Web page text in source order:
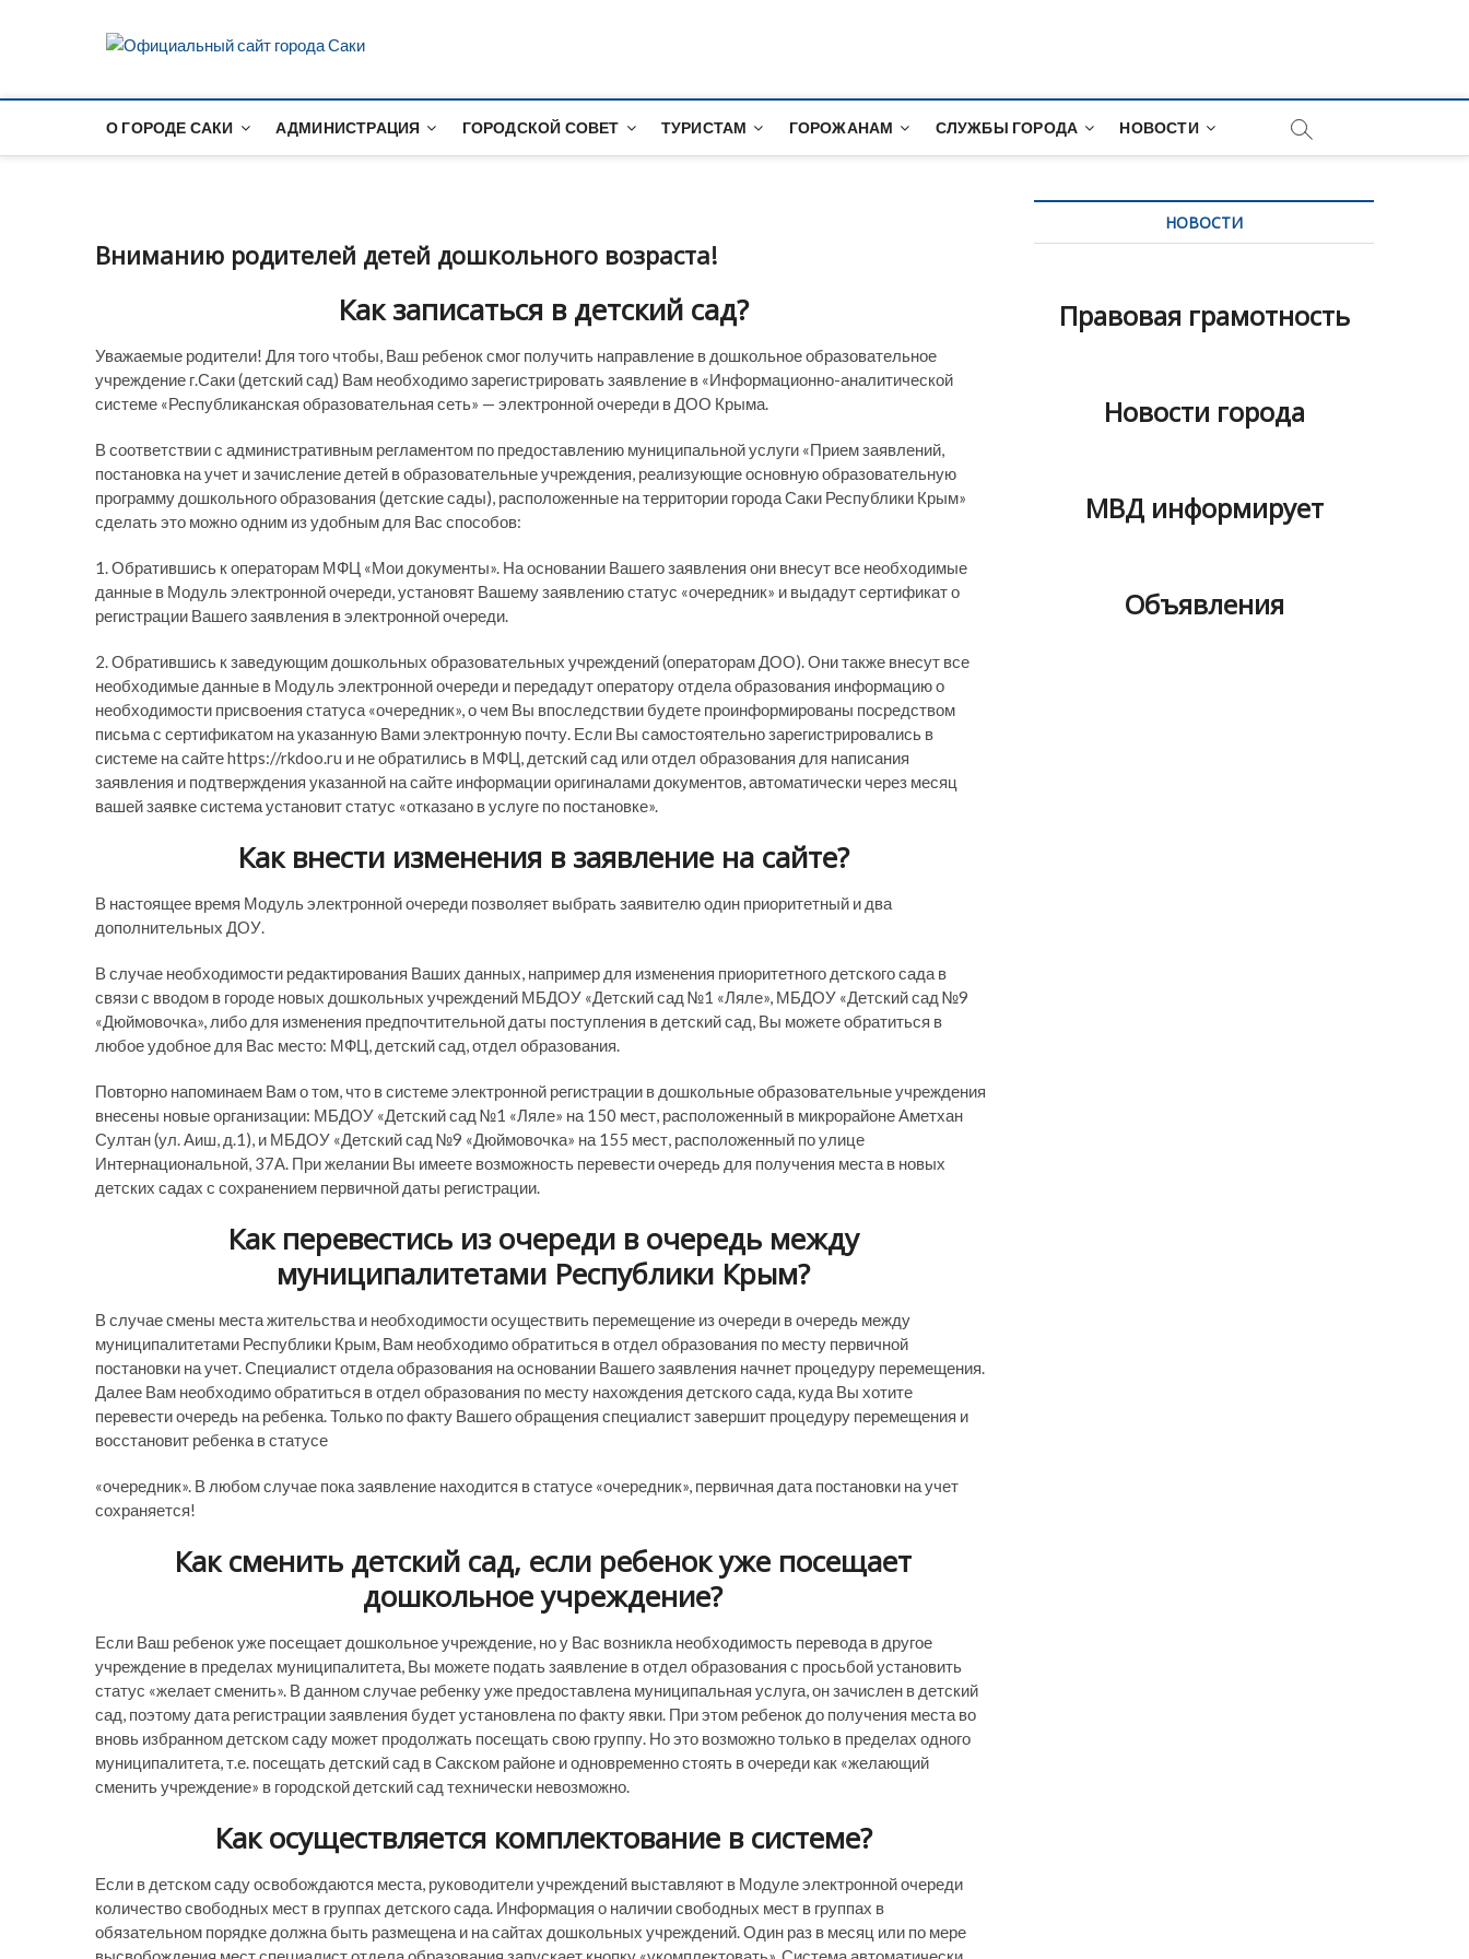
c
О ГОРОДЕ САКИ АДМИНИСТРАЦИЯ ГОРОДСКОЙ СОВЕТ ТУРИСТАМ ГОРОЖАНАМ СЛУЖБЫ ГОРОДА НОВОСТИ
Вниманию родителей детей дошкольного возраста!
Как записаться в детский сад?
Уважаемые родители! Для того чтобы, Ваш ребенок смог получить направление в дошкольное образовательное
учреждение г.Саки (детский сад) Вам необходимо зарегистрировать заявление в «Информационно-аналитической
системе «Республиканская образовательная сеть» — электронной очереди в ДОО Крыма.
В соответствии с административным регламентом по предоставлению муниципальной услуги «Прием заявлений,
постановка на учет и зачисление детей в образовательные учреждения, реализующие основную образовательную
программу дошкольного образования (детские сады), расположенные на территории города Саки Республики Крым»
сделать это можно одним из удобным для Вас способов:
1. Обратившись к операторам МФЦ «Мои документы». На основании Вашего заявления они внесут все необходимые
данные в Модуль электронной очереди, установят Вашему заявлению статус «очередник» и выдадут сертификат о
регистрации Вашего заявления в электронной очереди.
2. Обратившись к заведующим дошкольных образовательных учреждений (операторам ДОО). Они также внесут все
необходимые данные в Модуль электронной очереди и передадут оператору отдела образования информацию о
необходимости присвоения статуса «очередник», о чем Вы впоследствии будете проинформированы посредством
письма с сертификатом на указанную Вами электронную почту. Если Вы самостоятельно зарегистрировались в
системе на сайте https://rkdoo.ru и не обратились в МФЦ, детский сад или отдел образования для написания
заявления и подтверждения указанной на сайте информации оригиналами документов, автоматически через месяц
вашей заявке система установит статус «отказано в услуге по постановке».
Как внести изменения в заявление на сайте?
В настоящее время Модуль электронной очереди позволяет выбрать заявителю один приоритетный и два
дополнительных ДОУ.
В случае необходимости редактирования Ваших данных, например для изменения приоритетного детского сада в
связи с вводом в городе новых дошкольных учреждений МБДОУ «Детский сад №1 «Ляле», МБДОУ «Детский сад №9
«Дюймовочка», либо для изменения предпочтительной даты поступления в детский сад, Вы можете обратиться в
любое удобное для Вас место: МФЦ, детский сад, отдел образования.
Повторно напоминаем Вам о том, что в системе электронной регистрации в дошкольные образовательные учреждения
внесены новые организации: МБДОУ «Детский сад №1 «Ляле» на 150 мест, расположенный в микрорайоне Аметхан
Султан (ул. Аиш, д.1), и МБДОУ «Детский сад №9 «Дюймовочка» на 155 мест, расположенный по улице
Интернациональной, 37А. При желании Вы имеете возможность перевести очередь для получения места в новых
детских садах с сохранением первичной даты регистрации.
Как перевестись из очереди в очередь между
муниципалитетами Республики Крым?
В случае смены места жительства и необходимости осуществить перемещение из очереди в очередь между
муниципалитетами Республики Крым, Вам необходимо обратиться в отдел образования по месту первичной
постановки на учет. Специалист отдела образования на основании Вашего заявления начнет процедуру перемещения.
Далее Вам необходимо обратиться в отдел образования по месту нахождения детского сада, куда Вы хотите
перевести очередь на ребенка. Только по факту Вашего обращения специалист завершит процедуру перемещения и
восстановит ребенка в статусе
«очередник». В любом случае пока заявление находится в статусе «очередник», первичная дата постановки на учет
сохраняется!
Как сменить детский сад, если ребенок уже посещает
дошкольное учреждение?
Если Ваш ребенок уже посещает дошкольное учреждение, но у Вас возникла необходимость перевода в другое
учреждение в пределах муниципалитета, Вы можете подать заявление в отдел образования с просьбой установить
статус «желает сменить». В данном случае ребенку уже предоставлена муниципальная услуга, он зачислен в детский
сад, поэтому дата регистрации заявления будет установлена по факту явки. При этом ребенок до получения места во
вновь избранном детском саду может продолжать посещать свою группу. Но это возможно только в пределах одного
муниципалитета, т.е. посещать детский сад в Сакском районе и одновременно стоять в очереди как «желающий
сменить учреждение» в городской детский сад технически невозможно.
Как осуществляется комплектование в системе?
Если в детском саду освобождаются места, руководители учреждений выставляют в Модуле электронной очереди
количество свободных мест в группах детского сада. Информация о наличии свободных мест в группах в
обязательном порядке должна быть размещена и на сайтах дошкольных учреждений. Один раз в месяц или по мере
НОВОСТИ
Правовая грамотность
Новости города
МВД информирует
Объявления